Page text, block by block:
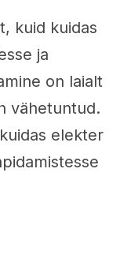
kuid kuidas
ja
on laialt
vähetuntud.
elekter